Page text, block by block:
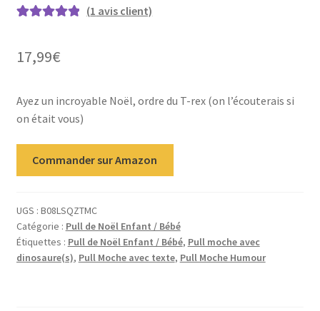
notation
(1 avis client)
17,99€
Ayez un incroyable Noël, ordre du T-rex (on l’écouterais si
on était vous)
Commander sur Amazon
UGS : B08LSQZTMC
Catégorie : Pull de Noël Enfant / Bébé
Étiquettes : Pull de Noël Enfant / Bébé, Pull moche avec
dinosaure(s), Pull Moche avec texte, Pull Moche Humour